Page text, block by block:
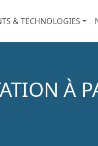
& TECHNOLOGIES
À